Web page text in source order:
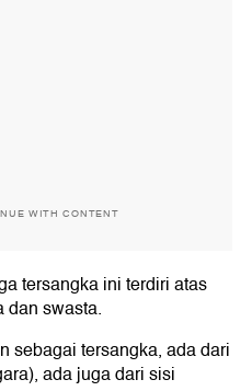
WITH CONTENT
tersangka ini terdiri atas
dan swasta.
sebagai tersangka, ada dari
ada juga dari sisi